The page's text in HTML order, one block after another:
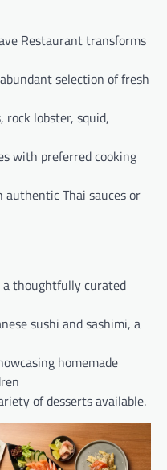
Restaurant transforms
selection of fresh
rock lobster, squid,
with preferred cooking
Thai sauces or
a thoughtfully curated
sushi and sashimi, a
homemade
of desserts available.